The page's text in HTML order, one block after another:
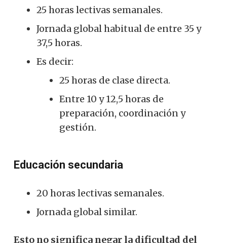
25 horas lectivas semanales.
Jornada global habitual de entre 35 y
37,5 horas.
Es decir:
25 horas de clase directa.
Entre 10 y 12,5 horas de
preparación, coordinación y
gestión.
Educación secundaria
20 horas lectivas semanales.
Jornada global similar.
Esto no significa negar la dificultad del